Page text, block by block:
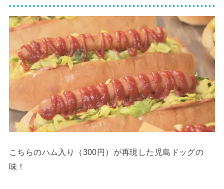
こちらのハム入り（300円）が再現した児島ドッグの
味！